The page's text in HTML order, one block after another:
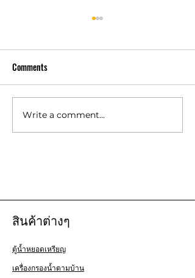
ความเชื่อมั่นของลูกค้ากับ
ธุรกิจตู้น้ำหยอดเหรียญ
Comments
Write a comment...
สินค้าต่างๆ
ตู้น้ำหยอดเหรียญ
เครื่องกรองน้ำตามบ้าน